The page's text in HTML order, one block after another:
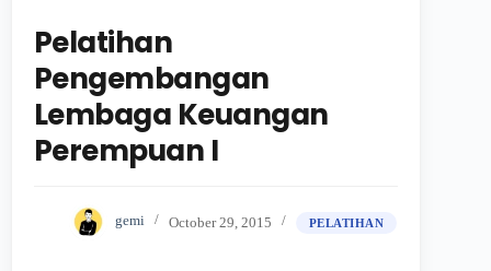
Pelatihan
Pengembangan
Lembaga Keuangan
Perempuan I
gemi October 29, 2015 PELATIHAN